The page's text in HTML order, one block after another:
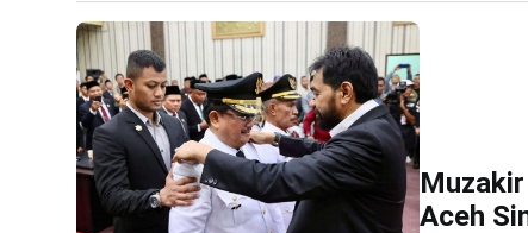
Aceh